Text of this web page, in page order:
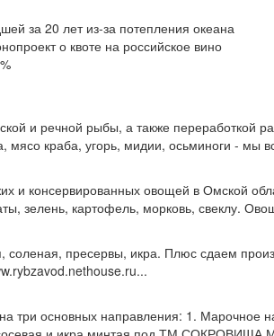
за 20 лет из-за потепления океана
о квоте на российское вино
и речной рыбы, а также переработкой
мясо краба, угорь, мидии, осьминоги - мы
и консервированных овощей в Омской
зелень, картофель, морковь, свеклу.
соленая, пресервы, икра. Плюс сдаем
три основных направления: 1. Марочное